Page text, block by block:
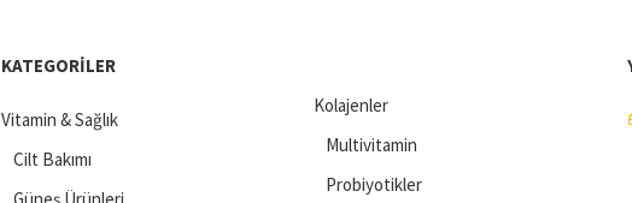
KATEGORILER
Vitamin & Sağlık
Cilt Bakımı
Kolajenler
Multivitamin
Probiyotikler